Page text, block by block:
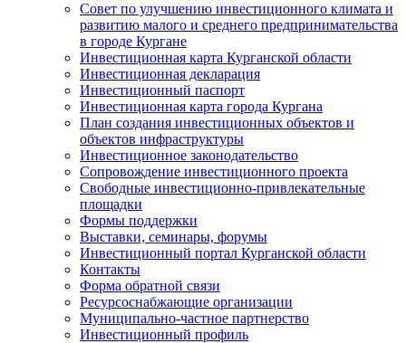
Совет по улучшению инвестиционного климата и
развитию малого и среднего предпринимательства
в городе Кургане
Инвестиционная карта Курганской области
Инвестиционная декларация
Инвестиционный паспорт
Инвестиционная карта города Кургана
План создания инвестиционных объектов и
объектов инфраструктуры
Инвестиционное законодательство
Сопровождение инвестиционного проекта
Свободные инвестиционно-привлекательные
площадки
Формы поддержки
Выставки, семинары, форумы
Инвестиционный портал Курганской области
Контакты
Форма обратной связи
Ресурсоснабжающие организации
Муниципально-частное партнерство
Инвестиционный профиль